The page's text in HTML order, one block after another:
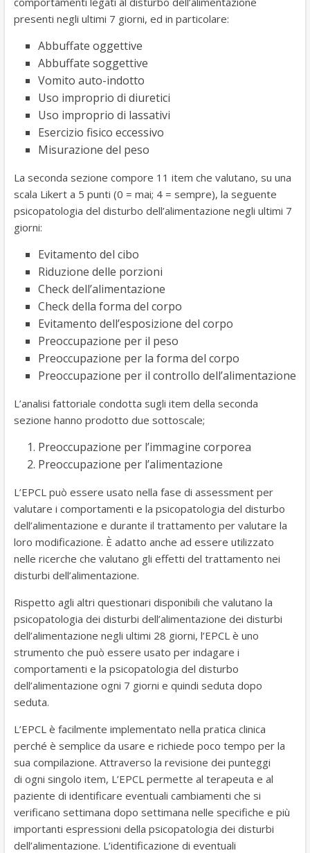
presenti negli ultimi 7 giorni, ed in particolare:
Abbuffate oggettive
Abbuffate soggettive
Vomito auto-indotto
Uso improprio di diuretici
Uso improprio di lassativi
Esercizio fisico eccessivo
Misurazione del peso
La seconda sezione compore 11 item che valutano, su una
scala Likert a 5 punti (0 = mai; 4 = sempre), la seguente
psicopatologia del disturbo dell’alimentazione negli ultimi 7
giorni:
Evitamento del cibo
Riduzione delle porzioni
Check dell’alimentazione
Check della forma del corpo
Evitamento dell’esposizione del corpo
Preoccupazione per il peso
Preoccupazione per la forma del corpo
Preoccupazione per il controllo dell’alimentazione
L’analisi fattoriale condotta sugli item della seconda
sezione hanno prodotto due sottoscale;
Preoccupazione per l’immagine corporea
Preoccupazione per l’alimentazione
L’EPCL può essere usato nella fase di assessment per
valutare i comportamenti e la psicopatologia del disturbo
dell’alimentazione e durante il trattamento per valutare la
loro modificazione. È adatto anche ad essere utilizzato
nelle ricerche che valutano gli effetti del trattamento nei
disturbi dell’alimentazione.
Rispetto agli altri questionari disponibili che valutano la
psicopatologia dei disturbi dell’alimentazione dei disturbi
dell’alimentazione negli ultimi 28 giorni, l’EPCL è uno
strumento che può essere usato per indagare i
comportamenti e la psicopatologia del disturbo
dell’alimentazione ogni 7 giorni e quindi seduta dopo
seduta.
L’EPCL è facilmente implementato nella pratica clinica
perché è semplice da usare e richiede poco tempo per la
sua compilazione. Attraverso la revisione dei punteggi
di ogni singolo item, L’EPCL permette al terapeuta e al
paziente di identificare eventuali cambiamenti che si
verificano settimana dopo settimana nelle specifiche e più
importanti espressioni della psicopatologia dei disturbi
dell’alimentazione. L’identificazione di eventuali